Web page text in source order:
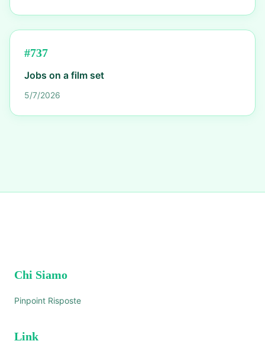
#737
Jobs on a film set
5/7/2026
Chi Siamo
Pinpoint Risposte
Link